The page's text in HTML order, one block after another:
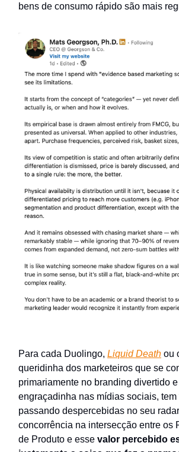
bens de consumo rápido são mais
Para cada Duolingo, Liquid Death ou
queridinha dos marketeiros que se
primariamente no branding divertido
engraçadinha nas mídias sociais, tem
passando despercebidas no seu
concorrência na intersecção entre os
de Produto e esse valor percebido